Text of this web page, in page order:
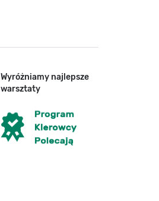
Wyróżniamy najlepsze
warsztaty